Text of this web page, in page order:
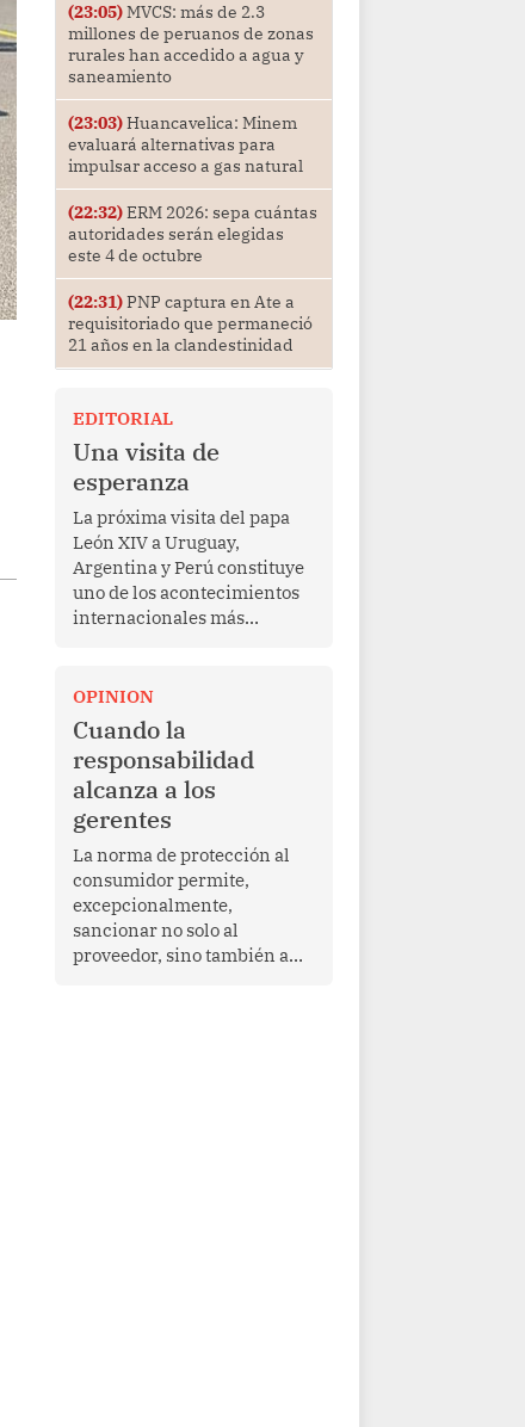
(23:05)MVCS: más de 2.3
millones de peruanos de zonas
rurales han accedido a agua y
saneamiento
(23:03)Huancavelica: Minem
evaluará alternativas para
impulsar acceso a gas natural
(22:32)ERM 2026: sepa cuántas
autoridades serán elegidas
este 4 de octubre
(22:31)PNP captura en Ate a
requisitoriado que permaneció
21 años en la clandestinidad
EDITORIAL
Una visita de
esperanza
La próxima visita del papa
León XIV a Uruguay,
Argentina y Perú constituye
uno de los acontecimientos
internacionales más
Más allá de su dimensión
religiosa, esta gira
representa una oportunidad
para reafirmar el valor del
diálogo, fortalecer los
vínculos entre los pueblos y
proyectar una imagen de
cooperación en una región
que enfrenta desafíos en
materia de desarrollo,
cohesión social y
gobernabilidad.
OPINION
Cuando la
responsabilidad
alcanza a los
gerentes
La norma de protección al
consumidor permite,
excepcionalmente,
sancionar no solo al
proveedor, sino también a